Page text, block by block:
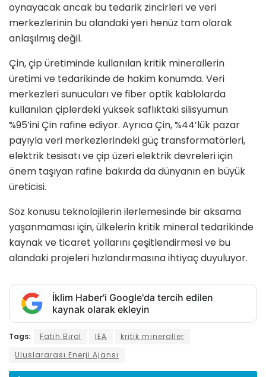
oynayacak ancak bu tedarik zincirleri ve veri
merkezlerinin bu alandaki yeri henüz tam olarak
anlaşılmış değil.
Çin, çip üretiminde kullanılan kritik minerallerin
üretimi ve tedarikinde de hakim konumda. Veri
merkezleri sunucuları ve fiber optik kablolarda
kullanılan çiplerdeki yüksek saflıktaki silisyumun
%95’ini Çin rafine ediyor. Ayrıca Çin, %44’lük pazar
payıyla veri merkezlerindeki güç transformatörleri,
elektrik tesisatı ve çip üzeri elektrik devreleri için
önem taşıyan rafine bakırda da dünyanın en büyük
üreticisi.
Söz konusu teknolojilerin ilerlemesinde bir aksama
yaşanmaması için, ülkelerin kritik mineral tedarikinde
kaynak ve ticaret yollarını çeşitlendirmesi ve bu
alandaki projeleri hızlandırmasına ihtiyaç duyuluyor.
İklim Haber'i Google'da tercih edilen
kaynak olarak ekleyin
Tags: Fatih Birol IEA
kritik mineraller
Uluslararası Enerji Ajansı